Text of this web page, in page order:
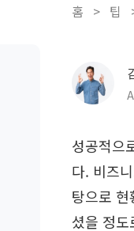
홈 > 팁
성공적으
다. 비즈
탕으로
셨을 정